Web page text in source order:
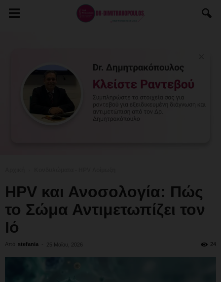
HPV και Ανοσολογία: Πώς
το Σώμα Αντιμετωπίζει τον
Ιό
Από stefania - 25 Μαΐου, 2026 24